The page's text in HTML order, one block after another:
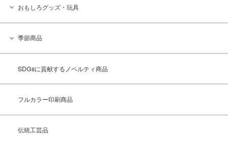
おもしろグッズ・玩具
季節商品
SDGsに貢献するノベルティ商品
フルカラー印刷商品
伝統工芸品